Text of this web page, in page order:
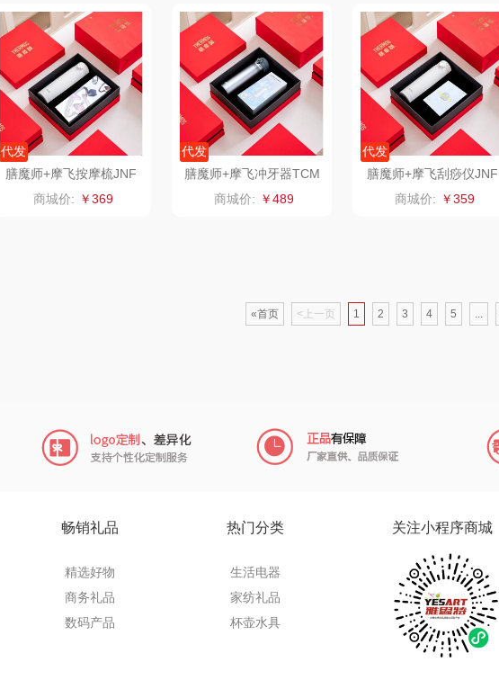
金龙鱼 香畴 象印
冠军 施耐德 向物 来伊份
乐而雅 苏菲 品存
嗑西西
稻梁菽 得一茶 吉米
富佑嘉（FU+）
蓄光
荣事达厨具（包销 猫和老鼠 创维（个护类）
奥利贝拉
代发
膳魔师+摩飞按摩梳JNF
MR7108-54
商城价: ￥369
代发
膳魔师+摩飞冲牙器TCM
BSMF108N-52
商城价: ￥489
代发
膳魔师+摩飞刮痧仪JNF
MR7102-51
商城价: ￥359
«首页 <上一页 1 2 3 4 5 ...
畅销礼品
精选好物
商务礼品
数码产品
热门分类
生活电器
家纺礼品
杯壶水具
关注小程序商城